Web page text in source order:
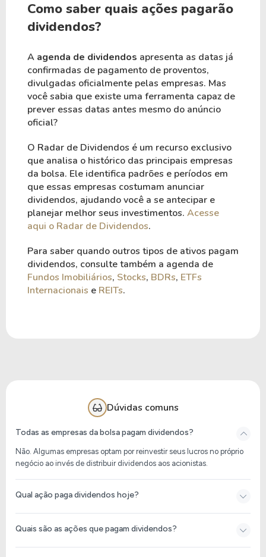
Como saber quais ações pagarão
dividendos?
A agenda de dividendos apresenta as datas já
confirmadas de pagamento de proventos,
divulgadas oficialmente pelas empresas. Mas
você sabia que existe uma ferramenta capaz de
prever essas datas antes mesmo do anúncio
oficial?
O Radar de Dividendos é um recurso exclusivo
que analisa o histórico das principais empresas
da bolsa. Ele identifica padrões e períodos em
que essas empresas costumam anunciar
dividendos, ajudando você a se antecipar e
planejar melhor seus investimentos. Acesse
aqui o Radar de Dividendos.
Para saber quando outros tipos de ativos pagam
dividendos, consulte também a agenda de
Fundos Imobiliários, Stocks, BDRs, ETFs
Internacionais e REITs.
Dúvidas comuns
Todas as empresas da bolsa pagam dividendos?
Não. Algumas empresas optam por reinvestir seus lucros no próprio
negócio ao invés de distribuir dividendos aos acionistas.
Qual ação paga dividendos hoje?
Quais são as ações que pagam dividendos?